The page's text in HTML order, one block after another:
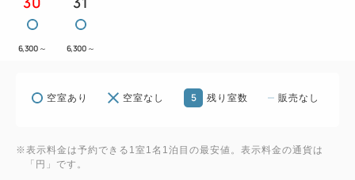
6,300 ～ 6,300 ～
空室あり 空室なし 5 残り室数 販売なし
※表示料金は予約できる1室1名1泊目の最安値。表示料金の通貨は
「円」です。